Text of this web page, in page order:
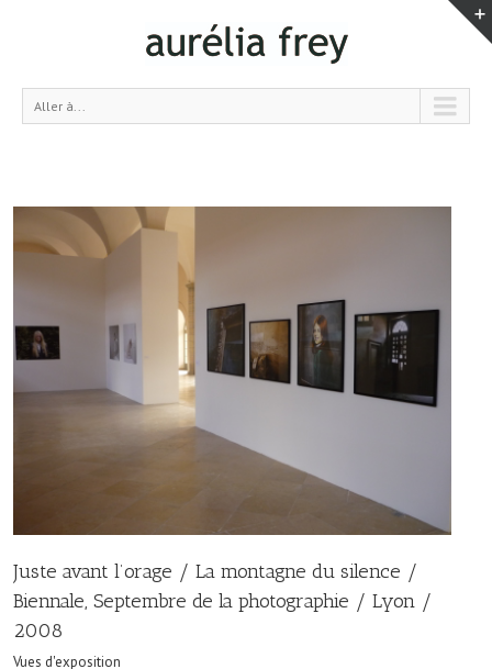
Aller à...
Juste avant l’orage / La montagne du silence /
Biennale, Septembre de la photographie / Lyon /
2008
Vues d'exposition